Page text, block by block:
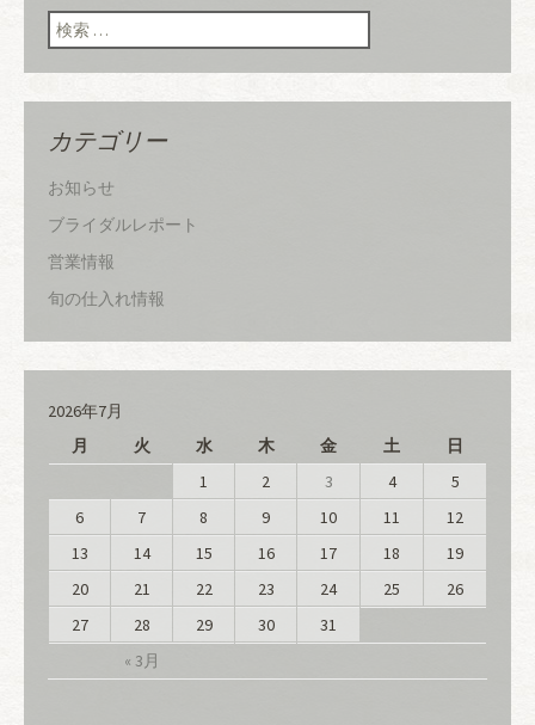
検索:
カテゴリー
お知らせ
ブライダルレポート
営業情報
旬の仕入れ情報
2026年7月
月
火 水 木 金 土 日
« 3月
1 2 3 4
5
6
7 8 9 10 11
12
13
14 15 16 17 18
19
20
21 22 23 24 25
26
27
28 29 30 31